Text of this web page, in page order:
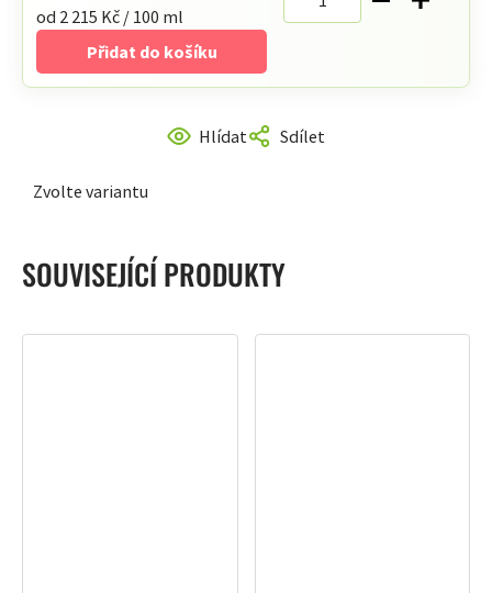
Zvolte variantu
Hlídat Sdílet
Měrná
cena:
od 2 215 Kč / 100 ml
Přidat do košíku
SOUVISEJÍCÍ PRODUKTY